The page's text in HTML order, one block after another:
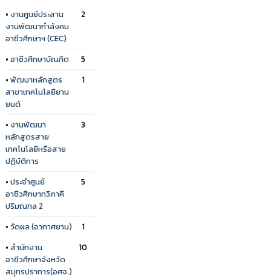
• งานศูนย์ประสาน
งานพัฒนากำลังคน
อาชีวศึกษาฯ (CEC)
2
• อาชีวศึกษาบัณฑิต
5
• พัฒนาหลักสูตร
สาขาเทคโนโลยียาน
ยนต์
1
• งานพัฒนา
หลักสูตรสาย
เทคโนโลยีหรือสาย
ปฏิบัติการ
3
• ประจำศูนย์
อาชีวศึกษาทวิภาคี
ปริมณฑล 2
5
• วัดผล (อากาศยาน)
1
• สำนักงาน
อาชีวศึกษาจังหวัด
สมุทรปราการ(อศจ.)
10